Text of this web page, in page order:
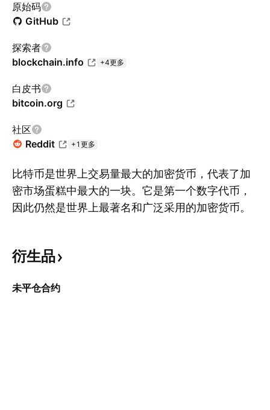
原始码
GitHub
探索者
blockchain.info
+4更多
白皮书
bitcoin.org
社区
Reddit
+1更多
比特币是世界上交易量最大的加密货币，代表了加
密市场蛋糕中最大的一块。它是第一个数字代币，
因此仍然是世界上最著名和广泛采用的加密货币。
统的、集中控制的货币相距甚远。今天，许多拥护
管这 — 当然 — 还有待观察。
衍生品
未平仓合约